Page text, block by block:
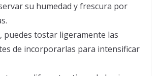
su humedad y frescura por
puedes tostar ligeramente las
de incorporarlas para intensificar